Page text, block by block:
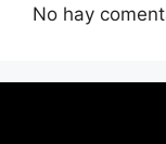
No hay